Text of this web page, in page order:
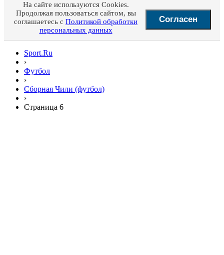
На сайте используются Cookies.
Продолжая пользоваться сайтом, вы
соглашаетесь с Политикой обработки
персональных данных
Согласен
Sport.Ru
›
Футбол
›
Сборная Чили (футбол)
›
Страница 6